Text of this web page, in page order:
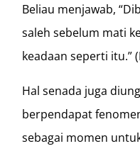
Beliau menjawab,
saleh sebelum mati
keadaan seperti itu.”
Hal senada juga
berpendapat
sebagai momen